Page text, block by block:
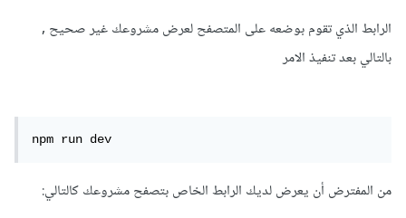
الرابط الذي تقوم بوضعه على المتصفح لعرض مشروعك غير صحيح ,
بالتالي بعد تنفيذ الامر
npm run dev
من المفترض أن يعرض لديك الرابط الخاص بتصفح مشروعك كالتالي: